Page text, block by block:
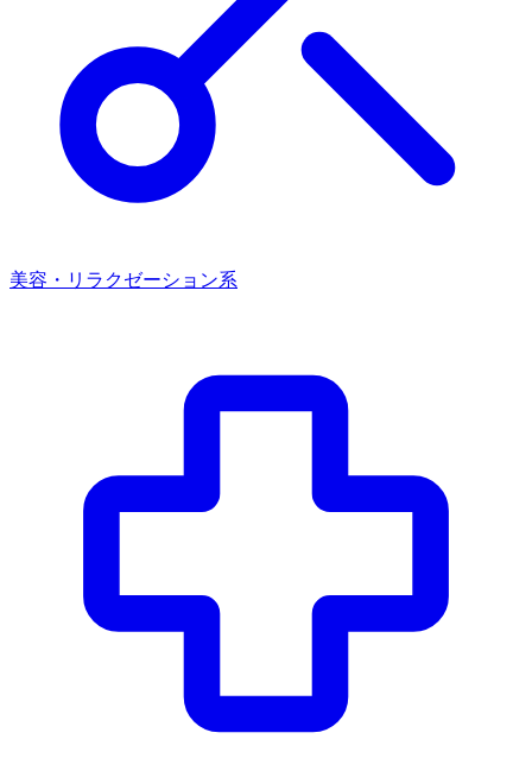
美容・リラクゼーション系